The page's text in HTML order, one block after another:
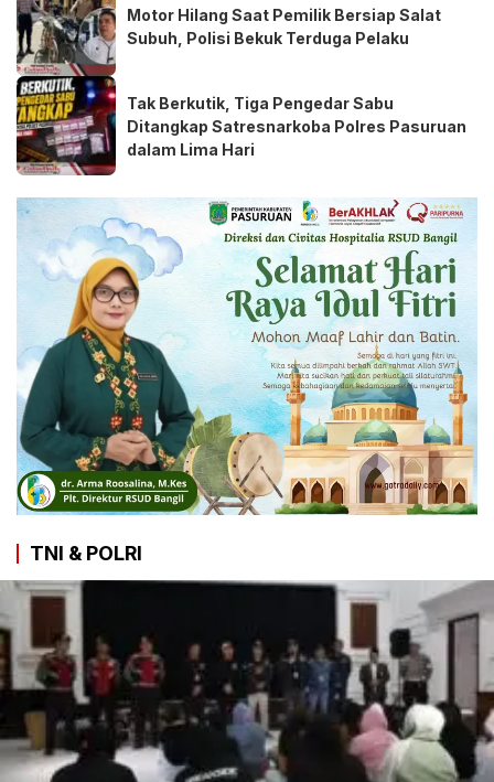
Motor Hilang Saat Pemilik Bersiap Salat
Subuh, Polisi Bekuk Terduga Pelaku
Tak Berkutik, Tiga Pengedar Sabu
Ditangkap Satresnarkoba Polres Pasuruan
dalam Lima Hari
TNI & POLRI